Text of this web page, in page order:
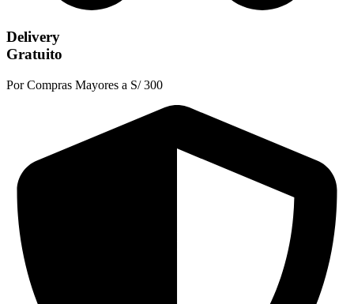
Delivery
Gratuito
Por Compras Mayores a S/ 300